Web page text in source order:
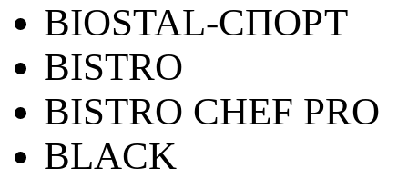
BIOSTAL-СПОРТ
BISTRO
BISTRO CHEF PRO
BLACK